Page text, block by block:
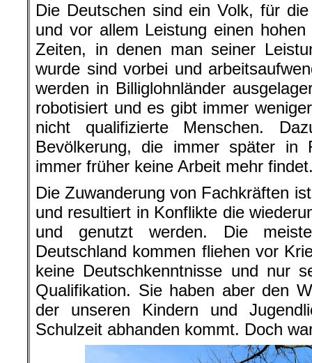
Die Deutschen sind ein Volk, für
und vor allem Leistung einen
Zeiten, in denen man seiner
wurde sind vorbei und
werden in Billiglohnländer
robotisiert und es gibt immer
nicht qualifizierte Menschen.
Bevölkerung, die immer später in
immer früher keine Arbeit mehr
Die Zuwanderung von Fachkräften
und resultiert in Konflikte die
und genutzt werden. Die
Deutschland kommen fliehen vor
keine Deutschkenntnisse und nur
Qualifikation. Sie haben aber den
der unseren Kindern und
Schulzeit abhanden kommt. Doch